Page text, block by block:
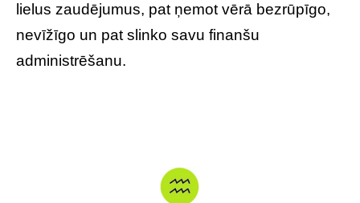
lielus zaudējumus, pat ņemot vērā bezrūpīgo,
nevīžīgo un pat slinko savu finanšu
administrēšanu.